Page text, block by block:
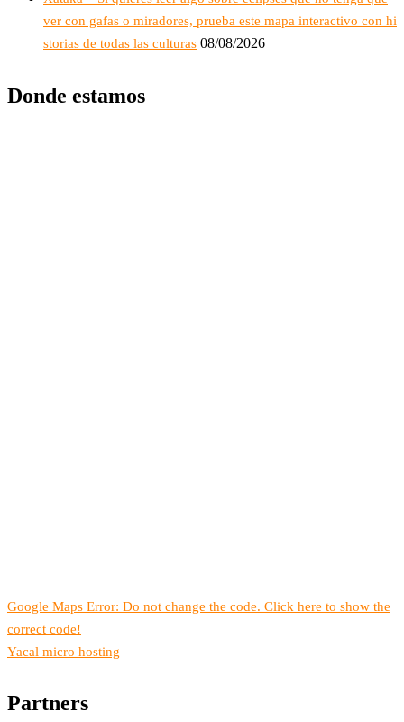
ver con gafas o miradores, prueba este mapa interactivo con hi
storias de todas las culturas 08/08/2026
Donde estamos
Google Maps Error: Do not change the code. Click here to show the
correct code!
Yacal micro hosting
Partners